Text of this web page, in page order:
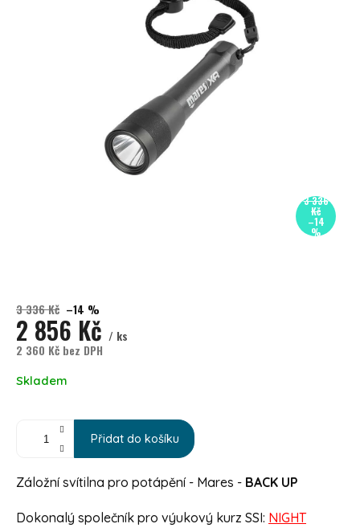
3 336
Kč
–14
%
3 336 Kč –14 %
2 856 Kč / ks
2 360 Kč bez DPH
Měrná cena:
Skladem
Přidat do košíku
Záložní svítilna pro potápění - Mares - BACK UP
Dokonalý společník pro výukový kurz SSI: NIGHT